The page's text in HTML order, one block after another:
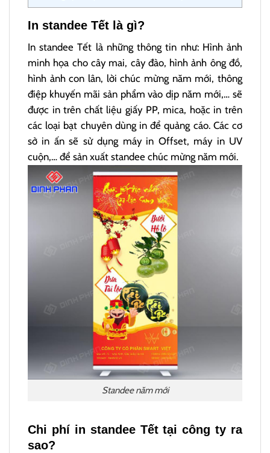
In standee Tết là gì?
In standee Tết là những thông tin như: Hình ảnh
minh họa cho cây mai, cây đào, hình ảnh ông đồ,
hình ảnh con lân, lời chúc mừng năm mới, thông
điệp khuyến mãi sản phẩm vào dịp năm mới,… sẽ
được in trên chất liệu giấy PP, mica, hoặc in trên
các loại bạt chuyên dùng in để quảng cáo. Các cơ
sở in ấn sẽ sử dụng máy in Offset, máy in UV
cuộn,… để sản xuất standee chúc mừng năm mới.
Standee năm mới
Chi phí in standee Tết tại công ty ra
sao?